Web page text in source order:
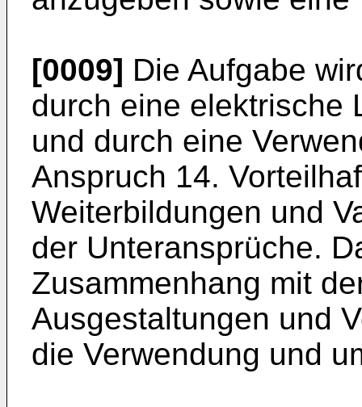
[0009] Die Aufgabe
durch eine elektrische
und durch eine
Anspruch 14.
Weiterbildungen und
der Unteransprüche.
Zusammenhang mit
Ausgestaltungen und
die Verwendung und